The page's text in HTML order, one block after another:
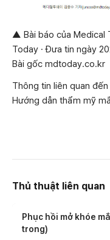
▲ Bài báo của Medical
Today · Đưa tin ngày
Bài gốc mdtoday.co.kr
Thông tin liên quan
Hướng dẫn thẩm mỹ
Thủ thuật liên quan
Phục hồi mở khóe
trong)